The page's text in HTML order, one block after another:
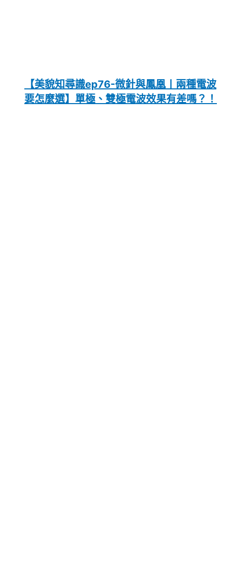
【美貌知尋識ep76-微針與鳳凰〡兩種電波
要怎麼選】單極、雙極電波效果有差嗎？！